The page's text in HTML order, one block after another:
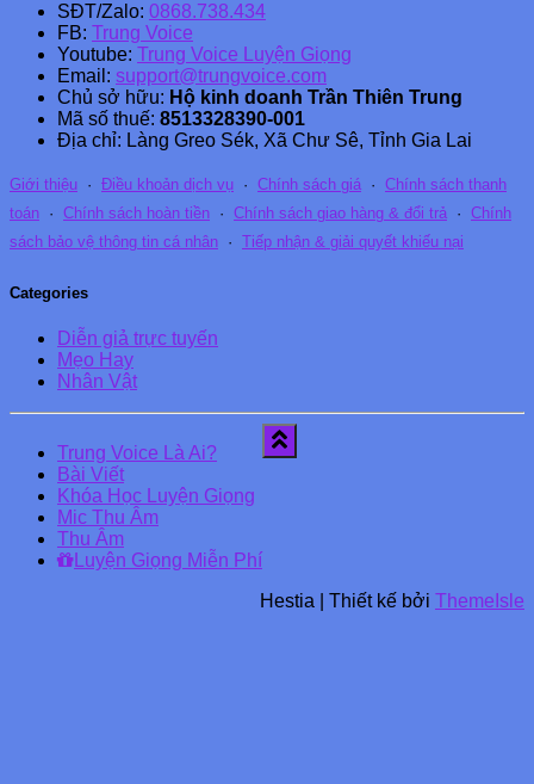
SĐT/Zalo: 0868.738.434
FB: Trung Voice
Youtube: Trung Voice Luyện Giọng
Email: support@trungvoice.com
Chủ sở hữu: Hộ kinh doanh Trần Thiên Trung
Mã số thuế: 8513328390-001
Địa chỉ: Làng Greo Sék, Xã Chư Sê, Tỉnh Gia Lai
Giới thiệu · Điều khoản dịch vụ · Chính sách giá · Chính sách thanh
toán · Chính sách hoàn tiền · Chính sách giao hàng & đổi trả · Chính
sách bảo vệ thông tin cá nhân · Tiếp nhận & giải quyết khiếu nại
Categories
Diễn giả trực tuyến
Mẹo Hay
Nhân Vật
Trung Voice Là Ai?
Bài Viết
Khóa Học Luyện Giọng
Mic Thu Âm
Thu Âm
Luyện Giọng Miễn Phí
Hestia | Thiết kế bởi ThemeIsle